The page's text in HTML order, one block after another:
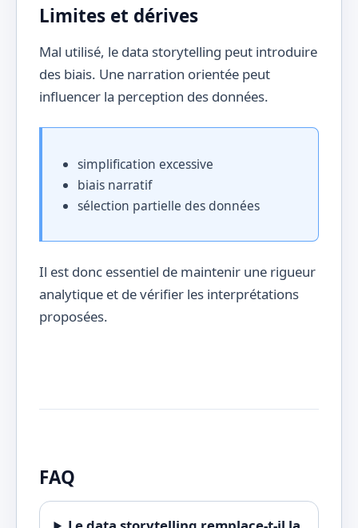
Limites et dérives
Mal utilisé, le data storytelling peut introduire
des biais. Une narration orientée peut
influencer la perception des données.
simplification excessive
biais narratif
sélection partielle des données
Il est donc essentiel de maintenir une rigueur
analytique et de vérifier les interprétations
proposées.
FAQ